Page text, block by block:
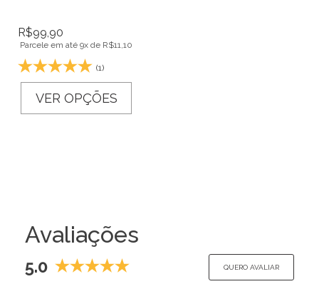
R$99,90
Parcele em até 9x de R$11,10
(1)
VER OPÇÕES
Avaliações
5.0 QUERO AVALIAR